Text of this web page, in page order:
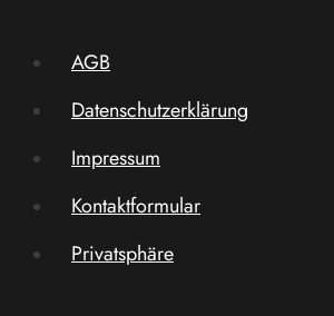
AGB
Datenschutzerklärung
Impressum
Kontaktformular
Privatsphäre